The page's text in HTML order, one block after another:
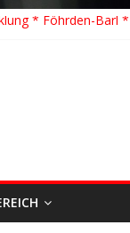
* Föhrden-Barl *